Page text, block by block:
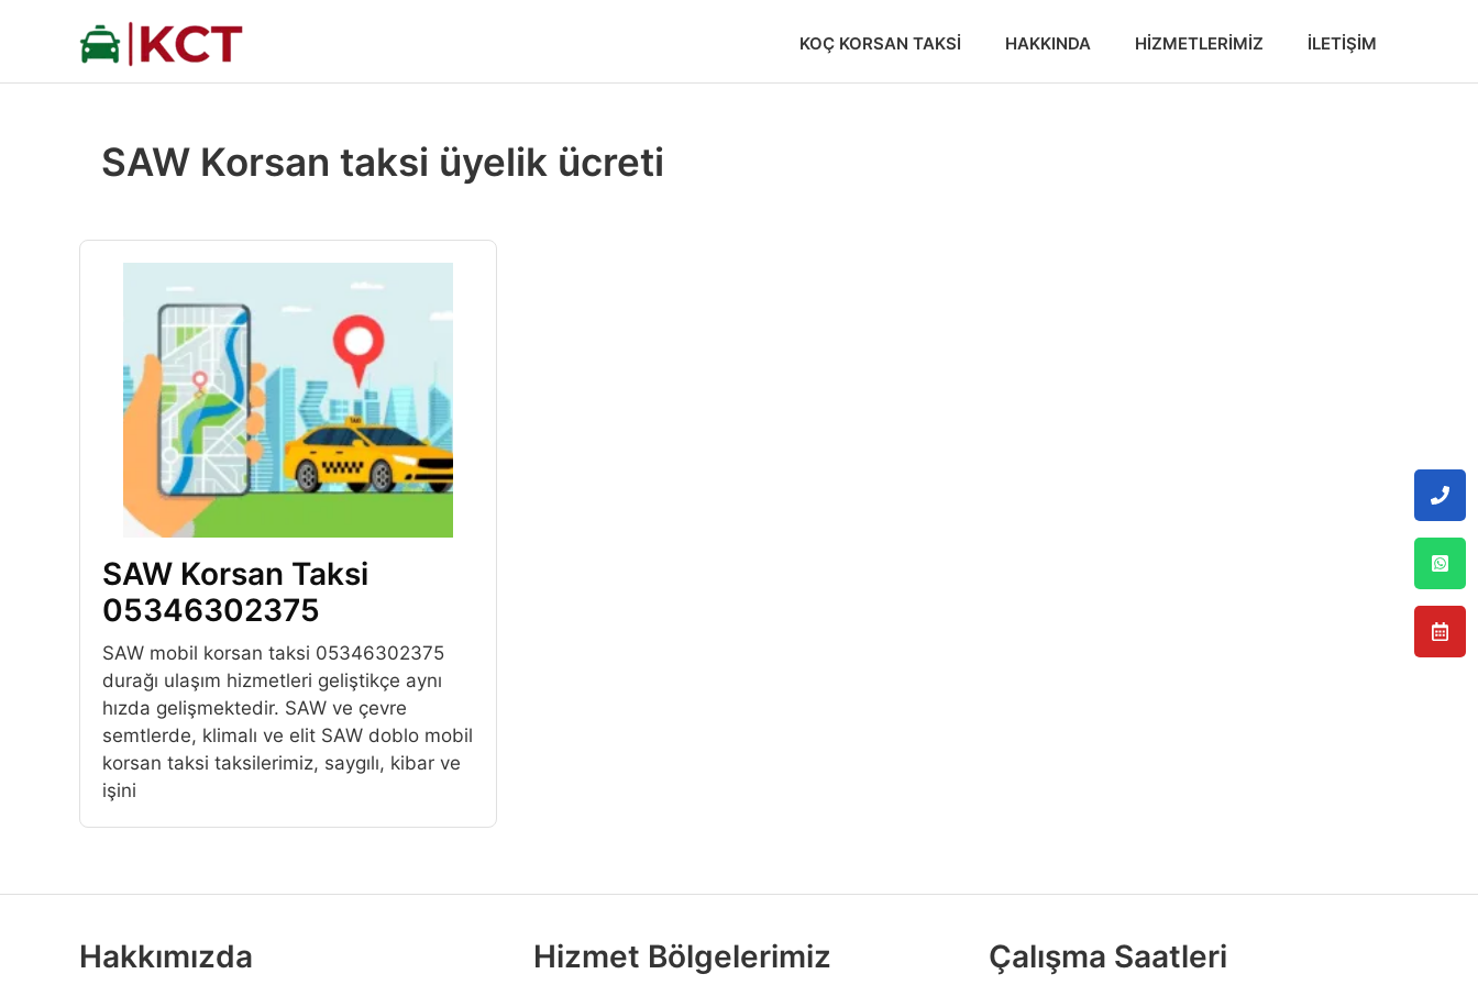
KOÇ KORSAN TAKSI HAKKINDA HIZMETLERIMIZ İLETIŞIM
SAW Korsan taksi üyelik ücreti
SAW Korsan Taksi
05346302375
SAW mobil korsan taksi 05346302375
durağı ulaşım hizmetleri geliştikçe aynı
hızda gelişmektedir. SAW ve çevre
semtlerde, klimalı ve elit SAW doblo mobil
korsan taksi taksilerimiz, saygılı, kibar ve
işini
Hakkımızda Hizmet Bölgelerimiz Çalışma Saatleri